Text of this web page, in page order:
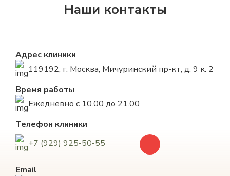
Наши контакты
Адрес клиники
119192, г. Москва, Мичуринский пр-кт, д. 9 к. 2
Время работы
Ежедневно с 10.00 до 21.00
Телефон клиники
+7 (929) 925-50-55
Email